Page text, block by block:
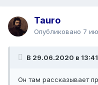
Tauro
Опубликовано 7
В 29.06.2020 в
Он там рассказывает